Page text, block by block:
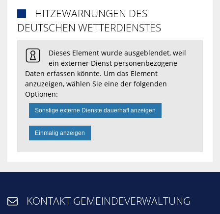
HITZEWARNUNGEN DES
DEUTSCHEN WETTERDIENSTES
Dieses Element wurde ausgeblendet, weil
ein externer Dienst personenbezogene
Daten erfassen könnte. Um das Element
anzuzeigen, wählen Sie eine der folgenden
Optionen:
Sonstige externe Dienste dauerhaft anzeigen
Einmalig anzeigen
 KONTAKT GEMEINDEVERWALTUNG